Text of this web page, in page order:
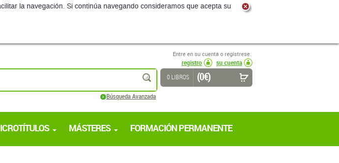
la navegación. Si continúa navegando consideramos que acepta su
Entre en su cuenta o regístrese.
registro
su cuenta
buscar
Búsqueda Avanzada
0 LIBROS (0 €)
MÁSTERES FORMACIÓN PERMANENTE